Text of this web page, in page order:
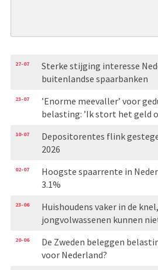
27-07
Sterke stijging interesse
buitenlandse spaarbanken
23-07
’Enorme meevaller’ voor
belasting: ’Ik stort het geld
10-07
Depositorentes flink
2026
02-07
Hoogste spaarrente in
3.1%
23-06
Huishoudens vaker in de
jongvolwassenen kunnen
20-06
De Zweden beleggen
voor Nederland?